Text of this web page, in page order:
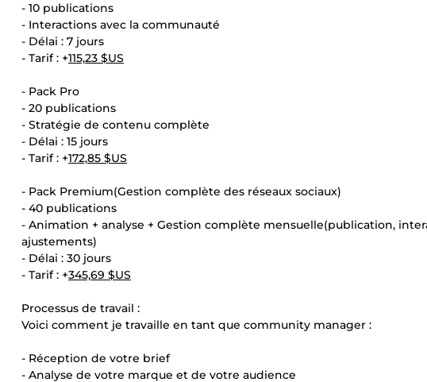
- 10 publications
- Interactions avec la communauté
- Délai : 7 jours
- Tarif : +115,23 $US
- Pack Pro
- 20 publications
- Stratégie de contenu complète
- Délai : 15 jours
- Tarif : +172,85 $US
- Pack Premium(Gestion complète des réseaux sociaux)
- 40 publications
- Animation + analyse + Gestion complète mensuelle(publication,
ajustements)
- Délai : 30 jours
- Tarif : +345,69 $US
Processus de travail :
Voici comment je travaille en tant que community manager :
- Réception de votre brief
- Analyse de votre marque et de votre audience